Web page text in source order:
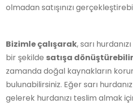
olmadan satışınızı
Bizimle çalışarak, sarı
bir şekilde satışa dönüştürebilir
zamanda doğal kaynakların
bulunabilirsiniz. Eğer sarı
gelerek hurdanızı teslim almak